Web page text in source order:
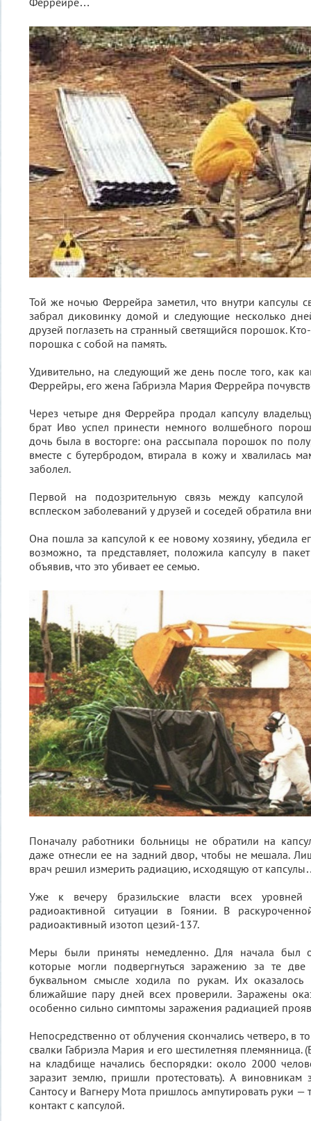
Той же ночью Феррейра заметил, что внутри капсулы
забрал диковинку домой и следующие несколько
друзей поглазеть на странный светящийся порошок.
порошка с собой на память.
Удивительно, на следующий же день после того, как
Феррейры, его жена Габриэла Мария Феррейра
Через четыре дня Феррейра продал капсулу
брат Иво успел принести немного волшебного
дочь была в восторге: она рассыпала порошок по
вместе с бутербродом, втирала в кожу и хвалилась
заболел.
Первой на подозрительную связь между
всплеском заболеваний у друзей и соседей обратила
Она пошла за капсулой к ее новому хозяину, убедила
возможно, та представляет, положила капсулу в
объявив, что это убивает ее семью.
Поначалу работники больницы не обратили на
даже отнесли ее на задний двор, чтобы не мешала.
врач решил измерить радиацию, исходящую от
Уже к вечеру бразильские власти всех уровней
радиоактивной ситуации в Гоянии. В
радиоактивный изотоп цезий-137.
Меры были приняты немедленно. Для начала был
которые могли подвергнуться заражению за те
буквальном смысле ходила по рукам. Их оказалось
ближайшие пару дней всех проверили. Заражены
особенно сильно симптомы заражения радиацией
Непосредственно от облучения скончались четверо, в
свалки Габриэла Мария и его шестилетняя племянница.
на кладбище начались беспорядки: около 2000
заразит землю, пришли протестовать). А виновникам
Сантосу и Вагнеру Мота пришлось ампутировать руки —
контакт с капсулой.